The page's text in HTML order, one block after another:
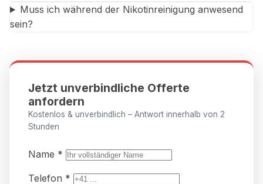
Muss ich während der Nikotinreinigung anwesend
sein?
Jetzt unverbindliche Offerte
anfordern
Kostenlos & unverbindlich – Antwort innerhalb von 2
Stunden
Name *
Telefon *